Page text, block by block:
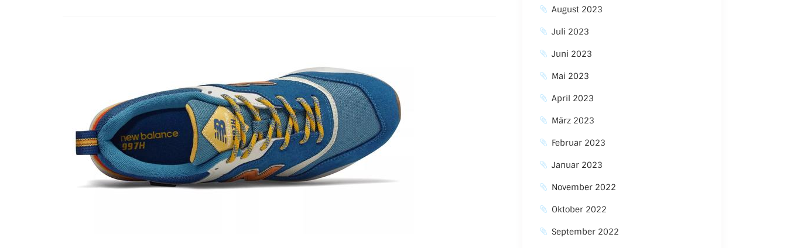
August 2023
Juli 2023
Juni 2023
Mai 2023
April 2023
März 2023
Februar 2023
Januar 2023
November 2022
Oktober 2022
September 2022